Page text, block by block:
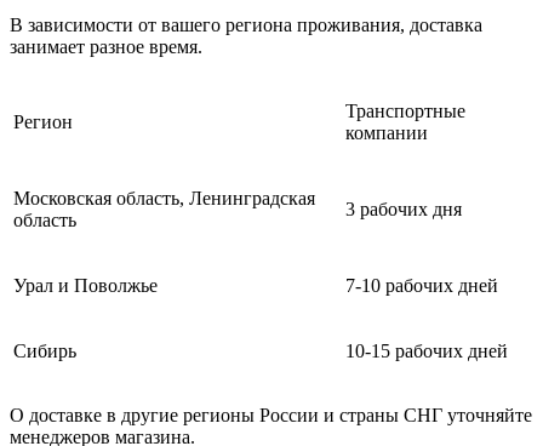
В зависимости от вашего региона проживания, доставка
занимает разное время.
Регион
Транспортные
компании
Московская область, Ленинградская
область
3 рабочих дня
Урал и Поволжье 7-10 рабочих дней
Сибирь 10-15 рабочих дней
О доставке в другие регионы России и страны СНГ уточняйте
менеджеров магазина.